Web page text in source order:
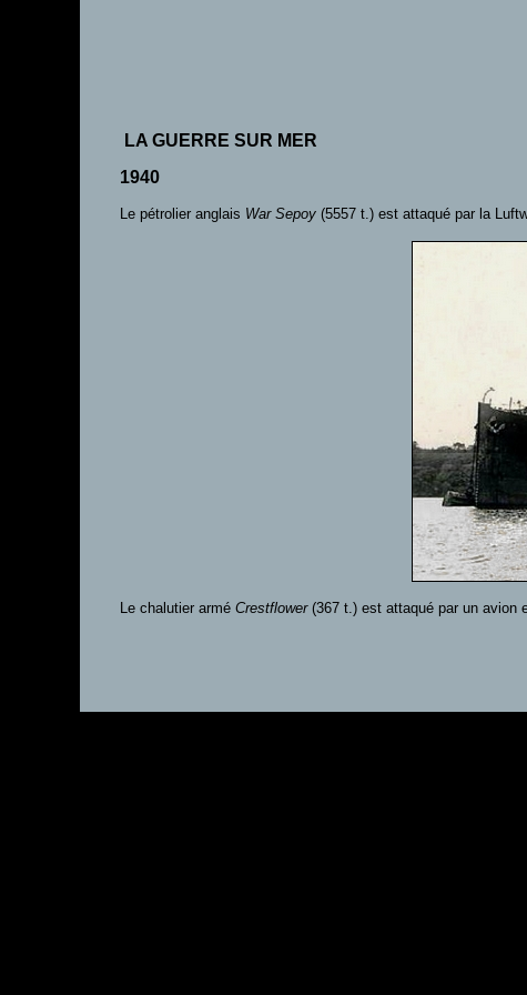
LA GUERRE SUR MER
1940
Le pétrolier anglais War Sepoy (5557 t.) est attaqué par la
Le chalutier armé Crestflower(367 t.) est attaqué par un avion